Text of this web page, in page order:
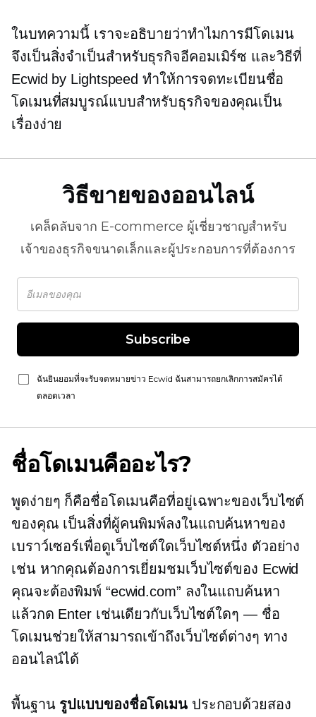
ในบทความนี้ เราจะอธิบายว่าทำไมการมีโดเมน
จึงเป็นสิ่งจำเป็นสำหรับธุรกิจอีคอมเมิร์ซ และวิธีที่
Ecwid by Lightspeed ทำให้การจดทะเบียนชื่อ
โดเมนที่สมบูรณ์แบบสำหรับธุรกิจของคุณเป็น
เรื่องง่าย
วิธีขายของออนไลน์
เคล็ดลับจาก E-commerce ผู้เชี่ยวชาญสำหรับ
เจ้าของธุรกิจขนาดเล็กและผู้ประกอบการที่ต้องการ
Subscribe
ฉันยินยอมที่จะรับจดหมายข่าว Ecwid ฉันสามารถยกเลิกการสมัครได้
ตลอดเวลา
ชื่อโดเมนคืออะไร?
พูดง่ายๆ ก็คือชื่อโดเมนคือที่อยู่เฉพาะของเว็บไซต์
ของคุณ เป็นสิ่งที่ผู้คนพิมพ์ลงในแถบค้นหาของ
เบราว์เซอร์เพื่อดูเว็บไซต์ใดเว็บไซต์หนึ่ง ตัวอย่าง
เช่น หากคุณต้องการเยี่ยมชมเว็บไซต์ของ Ecwid
คุณจะต้องพิมพ์ “ecwid.com” ลงในแถบค้นหา
แล้วกด Enter เช่นเดียวกับเว็บไซต์ใดๆ — ชื่อ
โดเมนช่วยให้สามารถเข้าถึงเว็บไซต์ต่างๆ ทาง
ออนไลน์ได้
พื้นฐาน รูปแบบของชื่อโดเมนประกอบด้วยสอง